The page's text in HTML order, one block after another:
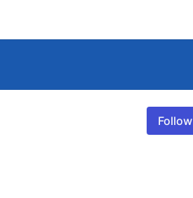
Follow